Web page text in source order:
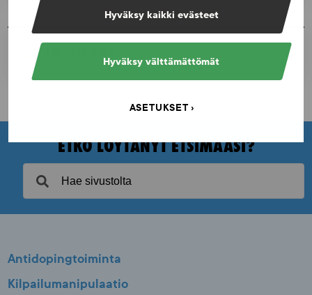
Hyväksy kaikki evästeet
Hyväksy välttämättömät
ASETUKSET
ETKÖ LÖYTÄNYT ETSIMÄÄSI?
Antidopingtoiminta
Kilpailumanipulaatio